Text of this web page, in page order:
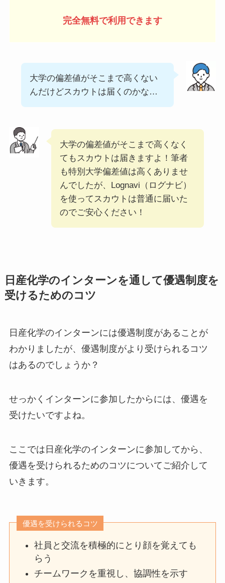
完全無料で利用できます
大学の偏差値がそこまで高くない
んだけどスカウトは届くのかな…
大学の偏差値がそこまで高くなく
てもスカウトは届きますよ！筆者
も特別大学偏差値は高くありませ
んでしたが、Lognavi（ログナビ）
を使ってスカウトは普通に届いた
のでご安心ください！
日産化学のインターンを通して優遇制度を
受けるためのコツ
日産化学のインターンには優遇制度があることが
わかりましたが、優遇制度がより受けられるコツ
はあるのでしょうか？
せっかくインターンに参加したからには、優遇を
受けたいですよね。
ここでは日産化学のインターンに参加してから、
優遇を受けられるためのコツについてご紹介して
いきます。
優遇を受けられるコツ
社員と交流を積極的にとり顔を覚えても
らう
チームワークを重視し、協調性を示す